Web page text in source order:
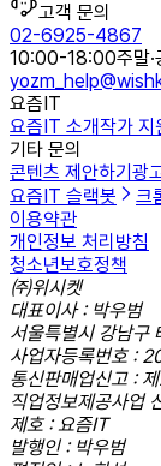
고객 문의
02-6925-4867
10:00-18:00주말·
요즘IT
요즘IT 소개작가 지
기타 문의
콘텐츠 제안하기 광
요즘IT 슬랙봇
크
이용약관
개인정보 처리방침
청소년보호정책
㈜위시켓
대표이사 : 박우범
서울특별시 강남구
사업자등록번호 :
통신판매업신고 :
직업정보제공사
제호 : 요즘IT
발행인 : 박우범